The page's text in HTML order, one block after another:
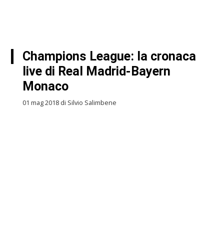
Champions League: la cronaca
live di Real Madrid-Bayern
Monaco
01 mag 2018 di Silvio Salimbene